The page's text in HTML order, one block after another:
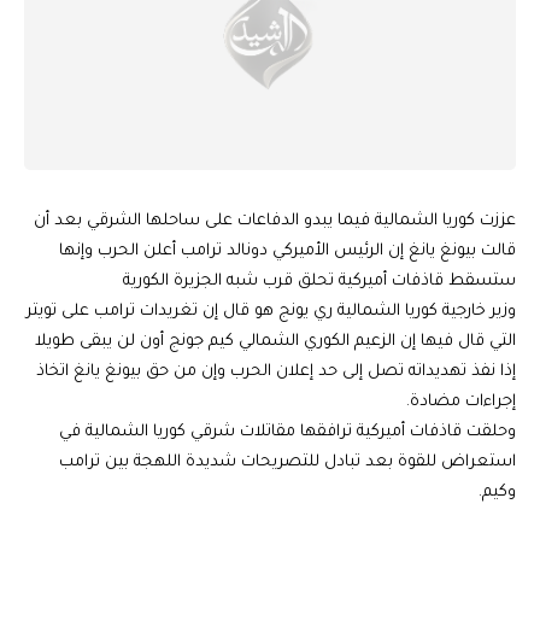
عززت كوريا الشمالية فيما يبدو الدفاعات على ساحلها الشرقي بعد أن
قالت بيونغ يانغ إن الرئيس الأميركي دونالد ترامب أعلن الحرب وإنها
ستسقط قاذفات أميركية تحلق قرب شبه الجزيرة الكورية
وزير خارجية كوريا الشمالية ري يونج هو قال إن تغريدات ترامب على تويتر
التي قال فيها إن الزعيم الكوري الشمالي كيم جونج أون لن يبقى طويلا
إذا نفذ تهديداته تصل إلى حد إعلان الحرب وإن من حق بيونغ يانغ اتخاذ
إجراءات مضادة.
وحلقت قاذفات أميركية ترافقها مقاتلات شرقي كوريا الشمالية في
استعراض للقوة بعد تبادل للتصريحات شديدة اللهجة بين ترامب
وكيم.